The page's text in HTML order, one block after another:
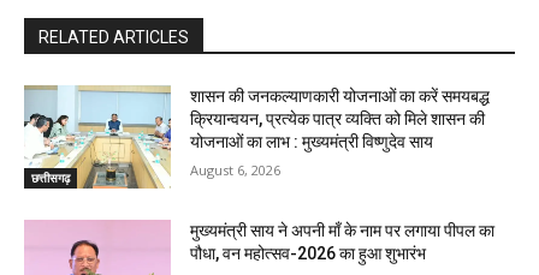
RELATED ARTICLES
छत्तीसगढ़
शासन की जनकल्याणकारी योजनाओं का करें समयबद्ध
क्रियान्वयन, प्रत्येक पात्र व्यक्ति को मिले शासन की
योजनाओं का लाभ : मुख्यमंत्री विष्णुदेव साय
August 6, 2026
मुख्यमंत्री साय ने अपनी माँ के नाम पर लगाया पीपल का
पौधा, वन महोत्सव-2026 का हुआ शुभारंभ